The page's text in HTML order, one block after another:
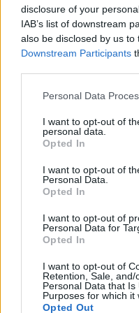
disclosure of your
IAB’s list of downstream
also be disclosed by us to
Downstream Participants
Personal Data
I want to opt-out of
personal data.
Opted In
I want to opt-out of
Personal Data.
Opted In
I want to opt-out of
Personal Data for
Opted In
I want to opt-out of
Retention, Sale,
Personal Data that
Purposes for which it
Opted Out
Vaizdai iš tragiškos
vaiko gyvybių išgelbėti
Savaitės vidurys
32 laipsnių šilumos
Žinios Orai
V. Zalužno
Ukrainos politikoje: jis
Sinoptikai atsakė,